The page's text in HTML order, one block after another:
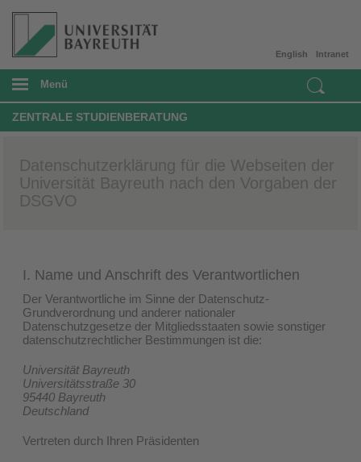
Intranet
English
Menü
ZENTRALE STUDIENBERATUNG
Datenschutzerklärung für die Webseiten der
Universität Bayreuth nach den Vorgaben der
DSGVO
I. Name und Anschrift des Verantwortlichen
Der Verantwortliche im Sinne der Datenschutz-
Grundverordnung und anderer nationaler
Datenschutzgesetze der Mitgliedsstaaten sowie sonstiger
datenschutzrechtlicher Bestimmungen ist die:
Universität Bayreuth
Universitätsstraße 30
95440 Bayreuth
Deutschland
Vertreten durch Ihren Präsidenten